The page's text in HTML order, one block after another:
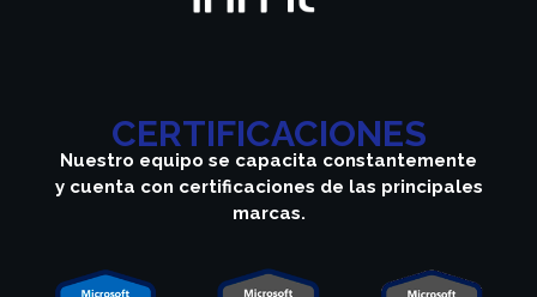
CERTIFICACIONES
Nuestro equipo se capacita constantemente
y cuenta con certificaciones de las principales
marcas.